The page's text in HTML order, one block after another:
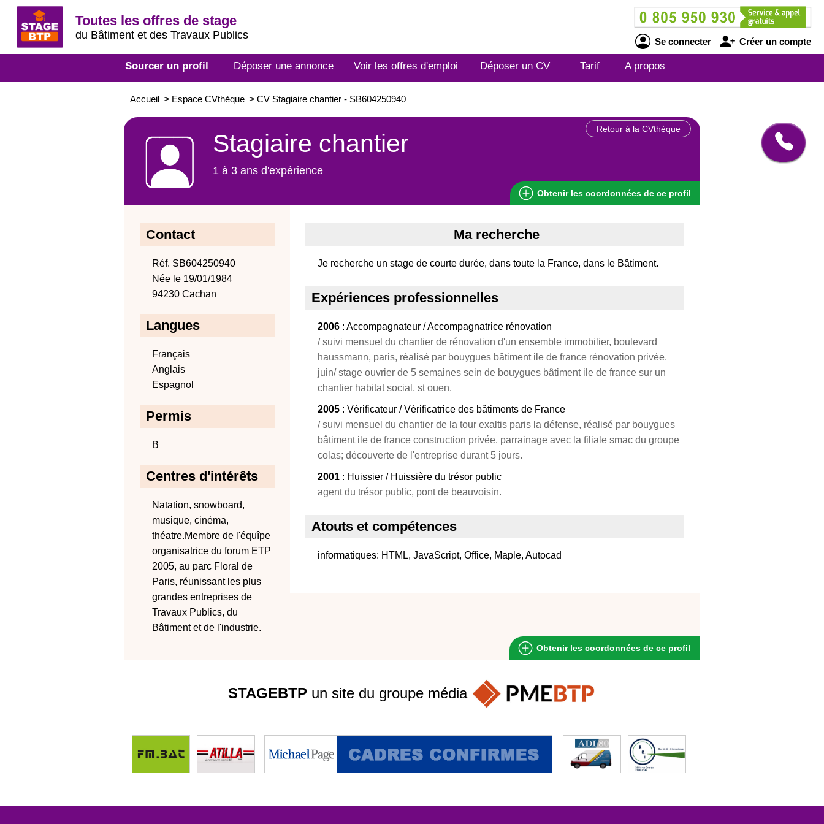
Toutes les offres de stage
du Bâtiment et des Travaux Publics
Se connecter Créer un compte
Sourcer un profil Déposer une annonce Voir les offres d'emploi Déposer un CV Tarif A propos
Accueil > Espace CVthèque > CV Stagiaire chantier - SB604250940
Retour à la CVthèque
Stagiaire chantier
1 à 3 ans d'expérience
Obtenir les coordonnées de ce profil
Contact
Réf. SB604250940
Née le 19/01/1984
94230 Cachan
Langues
Français
Anglais
Espagnol
Permis
B
Centres d'intérêts
Natation, snowboard,
musique, cinéma,
théatre.Membre de l'équîpe
organisatrice du forum ETP
2005, au parc Floral de
Paris, réunissant les plus
grandes entreprises de
Travaux Publics, du
Bâtiment et de l'industrie.
Ma recherche
Je recherche un stage de courte durée, dans toute la France, dans le Bâtiment.
Expériences professionnelles
2006 : Accompagnateur / Accompagnatrice rénovation
/ suivi mensuel du chantier de rénovation d'un ensemble immobilier, boulevard
haussmann, paris, réalisé par bouygues bâtiment ile de france rénovation privée.
juin/ stage ouvrier de 5 semaines sein de bouygues bâtiment ile de france sur un
chantier habitat social, st ouen.
2005 : Vérificateur / Vérificatrice des bâtiments de France
/ suivi mensuel du chantier de la tour exaltis paris la défense, réalisé par bouygues
bâtiment ile de france construction privée. parrainage avec la filiale smac du groupe
colas; découverte de l'entreprise durant 5 jours.
2001 : Huissier / Huissière du trésor public
agent du trésor public, pont de beauvoisin.
Atouts et compétences
informatiques: HTML, JavaScript, Office, Maple, Autocad
Obtenir les coordonnées de ce profil
STAGEBTP un site du groupe média